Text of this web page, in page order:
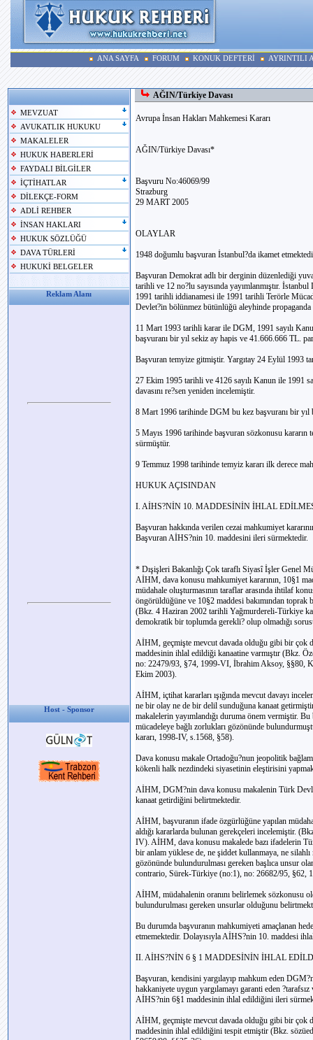
ANA SAYFA FORUM KONUK DEFTERİ AYRINTILI
MEVZUAT
AVUKATLIK HUKUKU
MAKALELER
HUKUK HABERLERİ
FAYDALI BİLGİLER
İÇTİHATLAR
DİLEKÇE-FORM
ADLİ REHBER
İNSAN HAKLARI
HUKUK SÖZLÜĞÜ
DAVA TÜRLERİ
HUKUKİ BELGELER
Reklam Alanı
Host - Sponsor
AĞIN/Türkiye Davası
Avrupa İnsan Hakları Mahkemesi Kararı
AĞIN/Türkiye Davası*
Başvuru No:46069/99
Strazburg
29 MART 2005
OLAYLAR
1948 doğumlu başvuran İstanbul?da ikamet
Başvuran Demokrat adlı bir derginin düzenlediği
tarihli ve 12 no?lu sayısında yayımlanmıştır.
1991 tarihli iddianamesi ile 1991 tarihli Terörle
Devlet?in bölünmez bütünlüğü aleyhinde
11 Mart 1993 tarihli karar ile DGM, 1991 sayılı
başvuranı bir yıl sekiz ay hapis ve 41.666.666 TL.
Başvuran temyize gitmiştir. Yargıtay 24 Eylül 1993
27 Ekim 1995 tarihli ve 4126 sayılı Kanun ile 1991
davasını re?sen yeniden incelemiştir.
8 Mart 1996 tarihinde DGM bu kez başvuranı bir yıl
5 Mayıs 1996 tarihinde başvuran sözkonusu
sürmüştür.
9 Temmuz 1998 tarihinde temyiz kararı ilk derece
HUKUK AÇISINDAN
I. AİHS?NİN 10. MADDESİNİN İHLAL
Başvuran hakkında verilen cezai mahkumiyet
Başvuran AİHS?nin 10. maddesini ileri sürmektedir.
* Dışişleri Bakanlığı Çok taraflı Siyasî İşler Genel
AİHM, dava konusu mahkumiyet kararının, 10§1
müdahale oluşturmasının taraflar arasında ihtilaf
öngörüldüğüne ve 10§2 maddesi bakımından
(Bkz. 4 Haziran 2002 tarihli Yağmurdereli-Türkiye
demokratik bir toplumda gerekli? olup olmadığı
AİHM, geçmişte mevcut davada olduğu gibi bir çok
maddesinin ihlal edildiği kanaatine varmıştır (Bkz.
no: 22479/93, §74, 1999-VI, İbrahim Aksoy, §§80,
Ekim 2003).
AİHM, içtihat kararları ışığında mevcut davayı
ne bir olay ne de bir delil sunduğuna kanaat
makalelerin yayımlandığı duruma önem vermiştir.
mücadeleye bağlı zorlukları gözönünde
kararı, 1998-IV, s.1568, §58).
Dava konusu makale Ortadoğu?nun jeopolitik
kökenli halk nezdindeki siyasetinin eleştirisini
AİHM, DGM?nin dava konusu makalenin Türk
kanaat getirdiğini belirtmektedir.
AİHM, başvuranın ifade özgürlüğüne yapılan
aldığı kararlarda bulunan gerekçeleri incelemiştir.
IV). AİHM, dava konusu makalede bazı ifadelerin
bir anlam yüklese de, ne şiddet kullanmaya, ne
gözönünde bulundurulması gereken başlıca unsur
contrario, Sürek-Türkiye (no:1), no: 26682/95, §62,
AİHM, müdahalenin oranını belirlemek sözkonusu
bulundurulması gereken unsurlar olduğunu
Bu durumda başvuranın mahkumiyeti amaçlanan
etmemektedir. Dolayısıyla AİHS?nin 10. maddesi
II. AİHS?NİN 6 § 1 MADDESİNİN İHLAL
Başvuran, kendisini yargılayıp mahkum eden
hakkaniyete uygun yargılamayı garanti eden
AİHS?nin 6§1 maddesinin ihlal edildiğini ileri
AİHM, geçmişte mevcut davada olduğu gibi bir çok
maddesinin ihlal edildiğini tespit etmiştir (Bkz.